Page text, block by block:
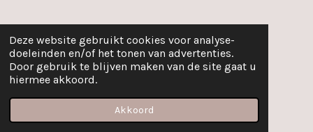
Deze website gebruikt cookies voor analyse-
doeleinden en/of het tonen van advertenties.
Door gebruik te blijven maken van de site gaat u
hiermee akkoord.
Akkoord